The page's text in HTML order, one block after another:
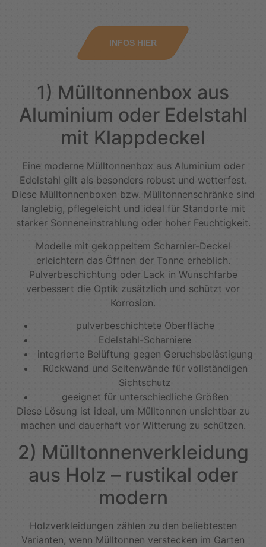
INFOS HIER
1) Mülltonnenbox aus
Aluminium oder Edelstahl
mit Klappdeckel
Eine moderne Mülltonnenbox aus Aluminium oder
Edelstahl gilt als besonders robust und wetterfest.
Diese Mülltonnenboxen bzw. Mülltonnenschränke sind
langlebig, pflegeleicht und ideal für Standorte mit
starker Sonneneinstrahlung oder hoher Feuchtigkeit.
Modelle mit gekoppeltem Scharnier-Deckel
erleichtern das Öffnen der Tonne erheblich.
Pulverbeschichtung oder Lack in Wunschfarbe
verbessert die Optik zusätzlich und schützt vor
Korrosion.
pulverbeschichtete Oberfläche
Edelstahl-Scharniere
integrierte Belüftung gegen Geruchsbelästigung
Rückwand und Seitenwände für vollständigen
Sichtschutz
geeignet für unterschiedliche Größen
Diese Lösung ist ideal, um Mülltonnen unsichtbar zu
machen und dauerhaft vor Witterung zu schützen.
2) Mülltonnenverkleidung
aus Holz – rustikal oder
modern
Holzverkleidungen zählen zu den beliebtesten
Varianten, wenn Mülltonnen verstecken im Garten